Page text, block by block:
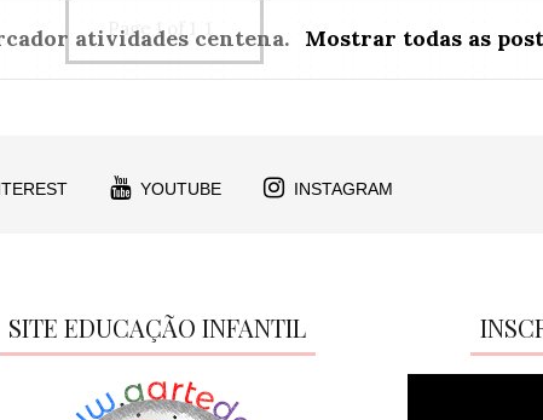
atividades centena. Mostrar todas as
Page 1 of 1
YOUTUBE INSTAGRAM
SITE EDUCAÇÃO INFANTIL